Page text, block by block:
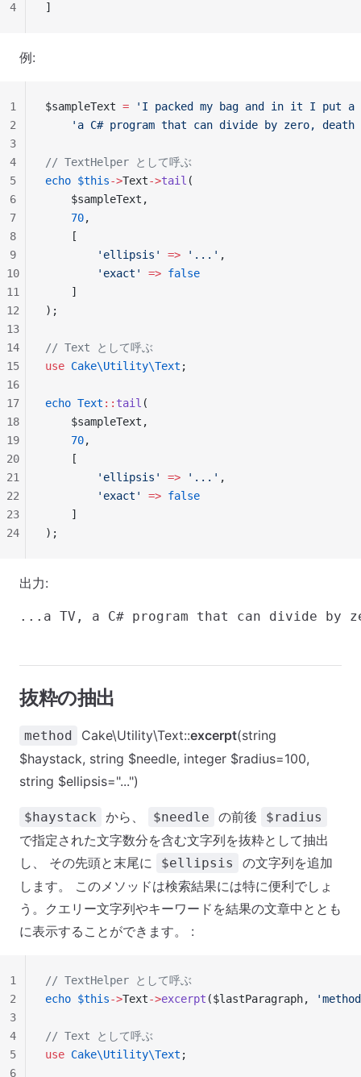
]
4
例:
$sampleText = 'I packed my bag and in it I put a
'a C# program that can divide by zero, death
// TextHelper として呼ぶ
echo $this->Text->tail (
    $sampleText,
    70
,
    [
        'ellipsis'
=> '...' ,
        'exact'
=> false
    ]
);
// Text として呼ぶ
use Cake\Utility\Text ;
echo Text :: tail (
    $sampleText,
    70
,
    [
        'ellipsis'
=> '...' ,
        'exact'
=> false
    ]
);
1
2
3
4
5
6
7
8
9
10
11
12
13
14
15
16
17
18
19
20
21
22
23
24
出力:
抜粋の抽出
method Cake\Utility\Text::excerpt(string
$haystack, string $needle, integer $radius=100,
string $ellipsis="...")
$haystack から、 $needle の前後 $radius
で指定された文字数分を含む文字列を抜粋として抽出
し、 その先頭と末尾に
$ellipsis
の文字列を追加
します。 このメソッドは検索結果には特に便利でしょ
う。クエリー文字列やキーワードを結果の文章中ととも
に表示することができます。 :
// TextHelper として呼ぶ
echo $this->Text->excerpt ($lastParagraph,
// Text として呼ぶ
use Cake\Utility\Text ;
1
2
3
4
5
6